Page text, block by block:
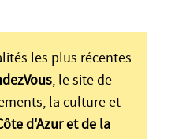
les plus récentes
, le site de
la culture et
d'Azur et de la